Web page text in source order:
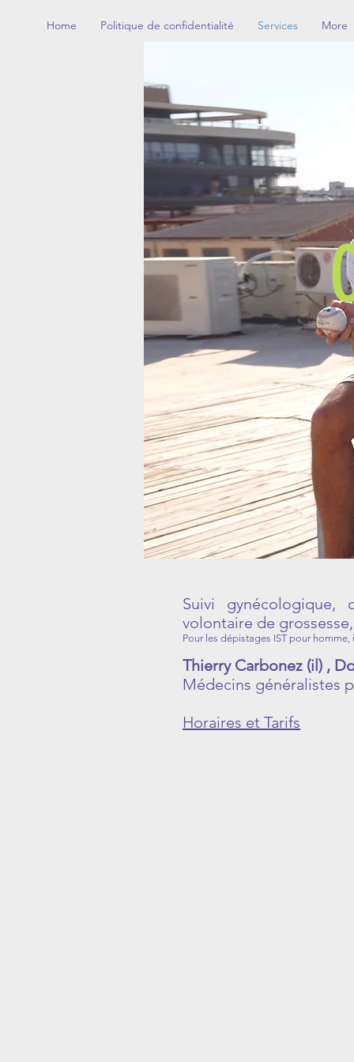
Home Politique de confidentialité Services More
Suivi gynécologique,
volontaire de
Pour les dépistages IST pour
Thierry Carbonez (il) ,
Médecins généralistes
Horaires et Tarifs